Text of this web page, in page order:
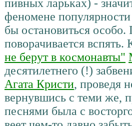
пивных ларьках) -
феномене
бы остановиться
поворачивается
не берут в космонавты"
десятилетнего (!)
Агата Кристи, проведя
вернувшись с теми же,
песнями была с